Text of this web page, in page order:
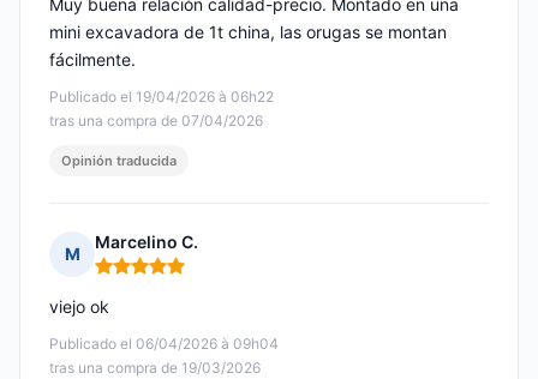
Publicado el 19/04/2026 à 06h22
tras una compra de 07/04/2026
Muy buena relación calidad-precio. Montado en una
mini excavadora de 1t china, las orugas se montan
fácilmente.
Opinión traducida
M
Marcelino C.
Nota: 5 de 5
Publicado el 06/04/2026 à 09h04
tras una compra de 19/03/2026
viejo ok